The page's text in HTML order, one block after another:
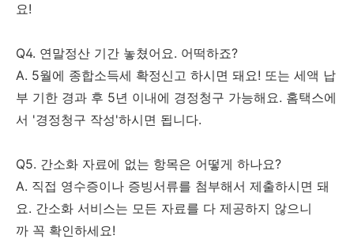
요!
Q4. 연말정산 기간 놓쳤어요. 어떡하죠?
A. 5월에 종합소득세 확정신고 하시면 돼요! 또는 세액 납
부 기한 경과 후 5년 이내에 경정청구 가능해요. 홈택스에
서 '경정청구 작성'하시면 됩니다.
Q5. 간소화 자료에 없는 항목은 어떻게 하나요?
A. 직접 영수증이나 증빙서류를 첨부해서 제출하시면 돼
요. 간소화 서비스는 모든 자료를 다 제공하지 않으니
까 꼭 확인하세요!